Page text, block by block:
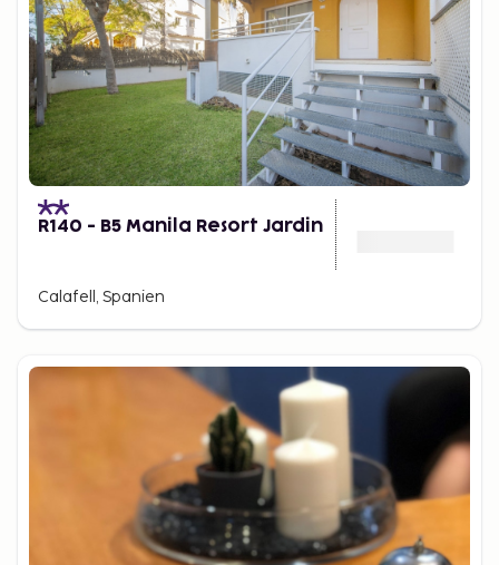
R140 - B5 Manila Resort Jardin
Calafell, Spanien